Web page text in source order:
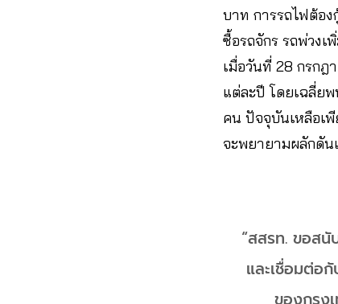
บาท การรถไฟต้อ
ซื้อรถจักร รถพ่วง
เมื่อวันที่ 28 กรกฎ
แต่ละปี โดยเฉลี่ย
คน ปัจจุบันเหลือเ
จะพยายามผลักดัน
“สสรท. ขอสนั
และเชื่อมต่อ